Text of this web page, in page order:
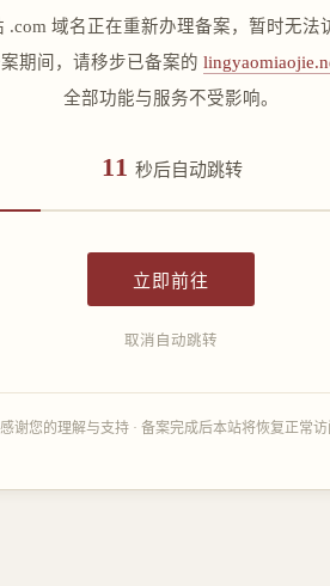
.com 域名正在重新办理备案，暂时无法
期间，请移步已备案的
全部功能与服务不受影响。
11 秒后自动跳转
立即前往
取消自动跳转
感谢您的理解与支持 · 备案完成后本站将恢复正常访